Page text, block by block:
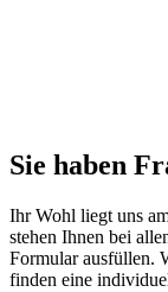
Sie haben
Ihr Wohl liegt uns
stehen Ihnen bei
Formular ausfüllen.
finden eine